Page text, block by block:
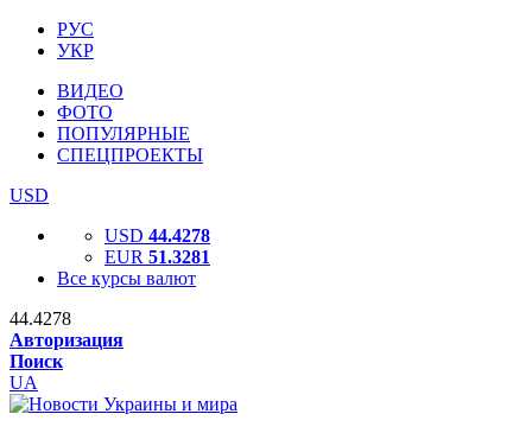
РУС
УКР
ВИДЕО
ФОТО
ПОПУЛЯРНЫЕ
СПЕЦПРОЕКТЫ
USD
USD 44.4278
EUR 51.3281
Все курсы валют
44.4278
Авторизация
Поиск
UA